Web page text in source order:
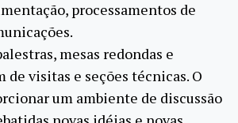
processamentos de
mesas redondas e
de visitas e seções técnicas. O
um ambiente de discussão